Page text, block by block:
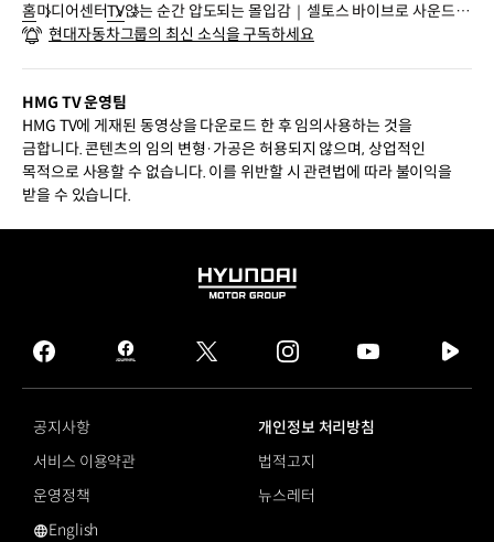
홈미디어센터TV앉는 순간 압도되는 몰입감｜셀토스 바이브로 사운드
시트
현대자동차그룹의 최신 소식을 구독하세요
HMG TV 운영팀
HMG TV에 게재된 동영상을 다운로드 한 후 임의사용하는 것을
금합니다. 콘텐츠의 임의 변형·가공은 허용되지 않으며, 상업적인
목적으로 사용할 수 없습니다. 이를 위반할 시 관련법에 따라 불이익을
받을 수 있습니다.
HYUNDAI
GROUP
facebook
hmg
journal
twitter instagram
tv
공지사항
개인정보 처리방침
서비스 이용약관
법적고지
운영정책
뉴스레터
English